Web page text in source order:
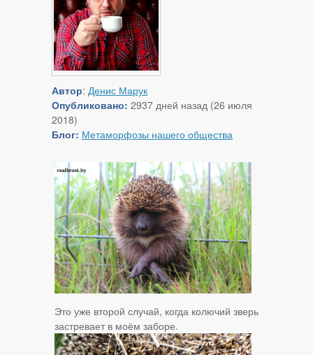
Автор: Денис Марук
Опубликовано: 2937 дней назад (26 июля
2018)
Блог: Метаморфозы нашего общества
Это уже второй случай, когда колючий зверь
застревает в моём заборе.